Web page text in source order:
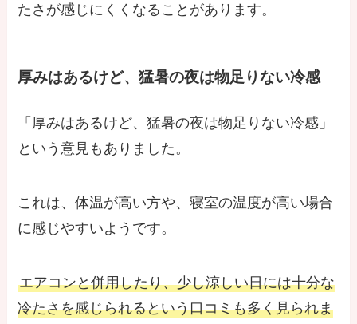
たさが感じにくくなることがあります。
厚みはあるけど、猛暑の夜は物足りない冷感
「厚みはあるけど、猛暑の夜は物足りない冷感」
という意見もありました。
これは、体温が高い方や、寝室の温度が高い場合
に感じやすいようです。
エアコンと併用したり、少し涼しい日には十分な
冷たさを感じられるという口コミも多く見られま